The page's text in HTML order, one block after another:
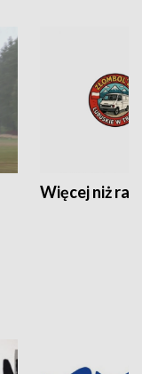
Więcej niż rajd